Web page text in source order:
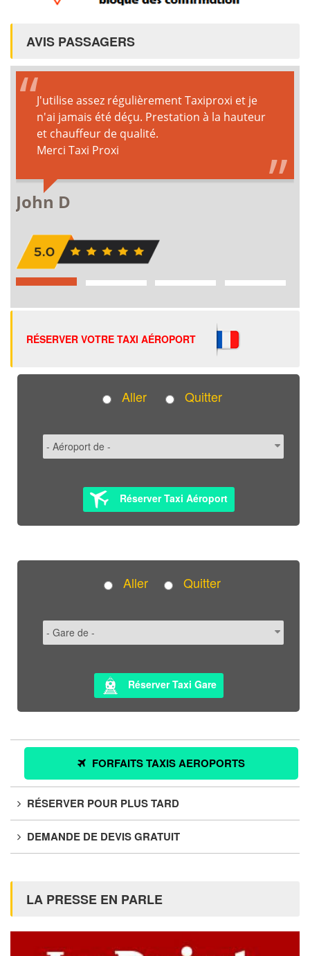
AVIS PASSAGERS
RÉSERVER VOTRE TAXI AÉROPORT
Aller Quitter
Réserver Taxi Aéroport
Aller Quitter
Réserver Taxi Gare
FORFAITS TAXIS AEROPORTS
RÉSERVER POUR PLUS TARD
DEMANDE DE DEVIS GRATUIT
LA PRESSE EN PARLE